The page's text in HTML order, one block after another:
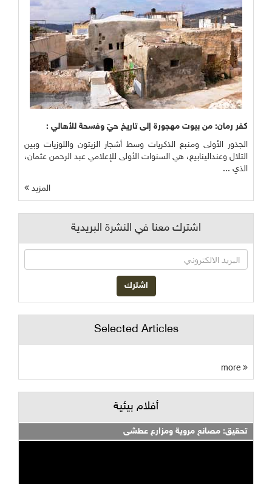
كفر رمان: من بيوت مهجورة إلى تاريخ حيّ وفسحة للأهالي :
الجذور الأولى ومنبع الذكريات وسط أشجار الزيتون واللوزيات وبين
التلال وعندالينابيع، هي السنوات الأولى للإعلامي عبد الرحمن عثمان،
الذي ...
المزيد
اشترك معنا في النشرة البريدية
Selected Articles
أفلام بيئية
تحقيق: مصانع مروية ومزارع عطشى